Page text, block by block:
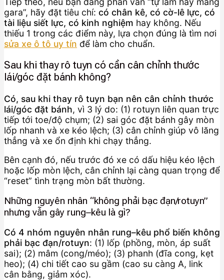
gara”, hãy đặt tiêu chí: có chân kê, có cờ-lê lực, có
tài liệu siết lực, có kinh nghiệm hay không. Nếu
thiếu 1 trong các điểm này, lựa chọn đúng là tìm nơi
sửa xe ô tô uy tín để làm cho chuẩn.
Sau khi thay rô tuyn có cần cân chỉnh thước
lái/góc đặt bánh không?
Có, sau khi thay rô tuyn bạn nên cân chỉnh thước
lái/góc đặt bánh, vì 3 lý do: (1) rotuyn liên quan trực
tiếp tới toe/độ chụm; (2) sai góc đặt bánh gây mòn
lốp nhanh và xe kéo lệch; (3) cân chỉnh giúp vô lăng
thẳng và xe ổn định khi chạy thẳng.
Bên cạnh đó, nếu trước đó xe có dấu hiệu kéo lệch
hoặc lốp mòn lệch, cân chỉnh lại càng quan trọng để
“reset” tình trạng mòn bất thường.
Những nguyên nhân “không phải bạc đạn/rotuyn”
nhưng vẫn gây rung–kêu là gì?
Có 4 nhóm nguyên nhân rung–kêu phổ biến không
phải bạc đạn/rotuyn: (1) lốp (phồng, mòn, áp suất
sai); (2) mâm (cong/méo); (3) phanh (đĩa cong, kẹt
heo); (4) chi tiết cao su gầm (cao su càng A, link
cân bằng, giảm xóc).